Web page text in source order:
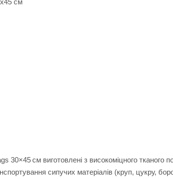
см
30×45 см виготовлені з високоміцного тканого
сипучих матеріалів (круп, цукру,